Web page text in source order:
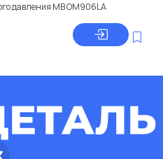
давления МВ OM906LA